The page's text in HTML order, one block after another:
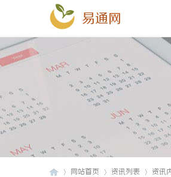
易通网
网站首页 资讯列表 资讯